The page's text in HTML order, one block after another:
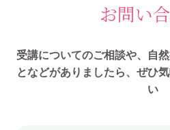
お問い
受講についてのご相談や、自
となどがありましたら、ぜひ
い